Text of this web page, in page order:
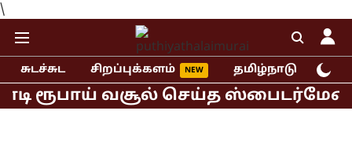
\
சுடச்சுட சிறப்புக்களம் தமிழ்நாடு
ரூபாய் வசூல் செய்த ஸ்பைடர்மேன்